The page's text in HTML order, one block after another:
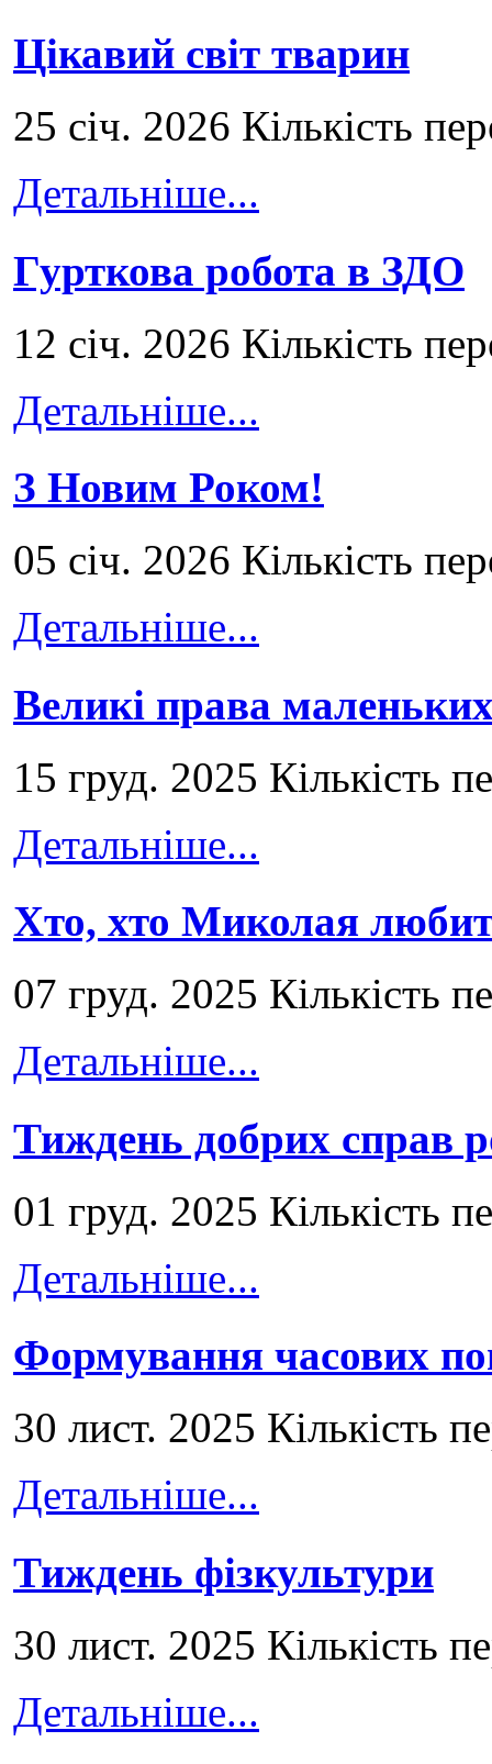
Цікавий світ тварин
25 січ. 2026 Кількість
Детальніше...
Гурткова робота в ЗДО
12 січ. 2026 Кількість
Детальніше...
З Новим Роком!
05 січ. 2026 Кількість
Детальніше...
Великі права маленьких
15 груд. 2025 Кількість
Детальніше...
Хто, хто Миколая
07 груд. 2025 Кількість
Детальніше...
Тиждень добрих справ
01 груд. 2025 Кількість
Детальніше...
Формування часових
30 лист. 2025 Кількість
Детальніше...
Тиждень фізкультури
30 лист. 2025 Кількість
Детальніше...